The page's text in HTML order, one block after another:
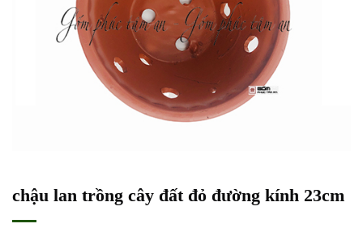
chậu lan trồng cây đất đỏ đường kính 23cm